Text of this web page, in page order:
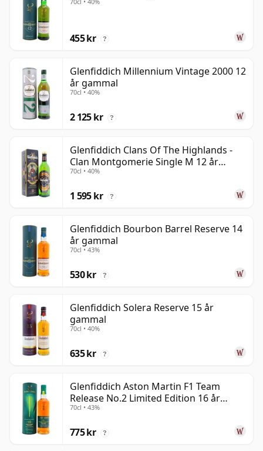
455 kr ?
Glenfiddich Millennium Vintage 2000 12
år gammal
70cl • 40%
2 125 kr ?
Glenfiddich Clans Of The Highlands -
Clan Montgomerie Single M 12 år
gammal
70cl • 40%
1 595 kr ?
Glenfiddich Bourbon Barrel Reserve 14
år gammal
70cl • 43%
530 kr ?
Glenfiddich Solera Reserve 15 år
gammal
70cl • 40%
635 kr ?
Glenfiddich Aston Martin F1 Team
Release No.2 Limited Edition 16 år
gammal
70cl • 43%
775 kr ?